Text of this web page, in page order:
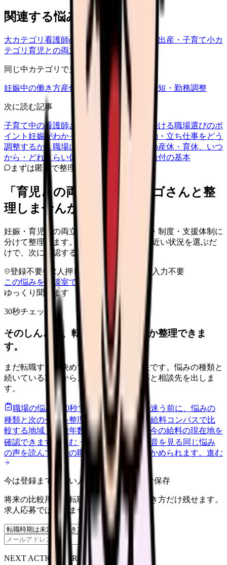
関連する悩みカテゴリ
大カテゴリ 看護師の悩み中カテゴリ 妊娠・出産・子育て小カ
テゴリ 育児との両立
同じ中カテゴリで見る
妊娠中の働き方産休・育休 育児との両立 時短・勤務調整
次に読む記事
子育て中の看護師さんへ。無理なく働き続ける職場選びのポ
イント 妊娠がわかった看護師さんへ。夜勤・立ち仕事をどう
調整するか、職場に何を伝えるか
看護師の産休・育休、いつ
から・どれくらい休める？取得の流れと給付の基本
まずは匿名で整理
「育児との両立」を、カンゴさんと整
理しませんか。
妊娠・育児との両立を、体調・勤務調整・制度・支援体制に
分けて整理します。 「育児との両立」に近い状況を選ぶだ
けで、次に確認することまで進めます。
登録不要 求人押し売りなし
病院名は入力不要
この悩みを相談室で整理する
ゆっくり聞きます
30秒チェック
そのしんどさ、転職すべきサインか整理できま
す。
まだ転職すると決めていなくても大丈夫です。悩みの種類と
続いている期間から、次に見るべき記事と相談先を出しま
す。
職場の悩みを30秒で診断辞めるべきか迷う前に、悩みの
種類と次の一歩を整理します。進む
給料コンパスで比
較する地域・経験年数・施設形態から、今の給料の現在地を
確認できます。進む 匿名掲示板で本音を見る 同じ悩み
の声を読んで、今の職場だけの問題か確かめられます。 進む
今は登録までしない人向け: 希望条件だけ保存
将来の比較用に、転職時期と気になる働き方だけ残せます。
求人応募ではありません。
保存
NEXT ACTION FOR CLINICS